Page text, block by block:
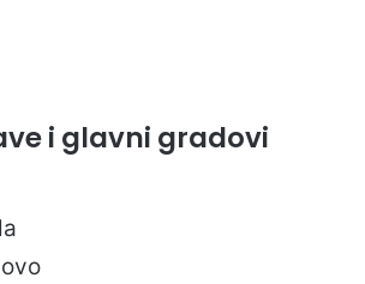
i glavni gradovi